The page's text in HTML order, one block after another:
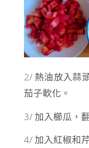
2/ 熱油放入蒜
茄子軟化。
3/ 加入櫛瓜，
4/ 加入紅椒和